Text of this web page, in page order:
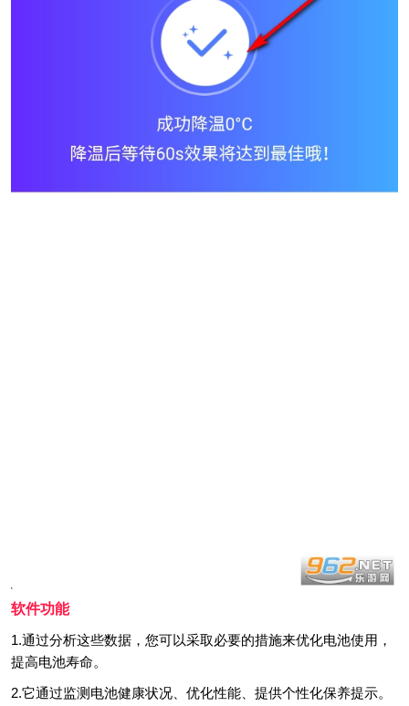
软件功能
1.通过分析这些数据，您可以采取必要的措施来优化电池使用，
提高电池寿命。
2.它通过监测电池健康状况、优化性能、提供个性化保养提示。